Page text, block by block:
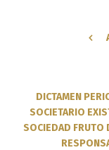
DICTAMEN
SOCIETARIO
SOCIEDAD FRUTO